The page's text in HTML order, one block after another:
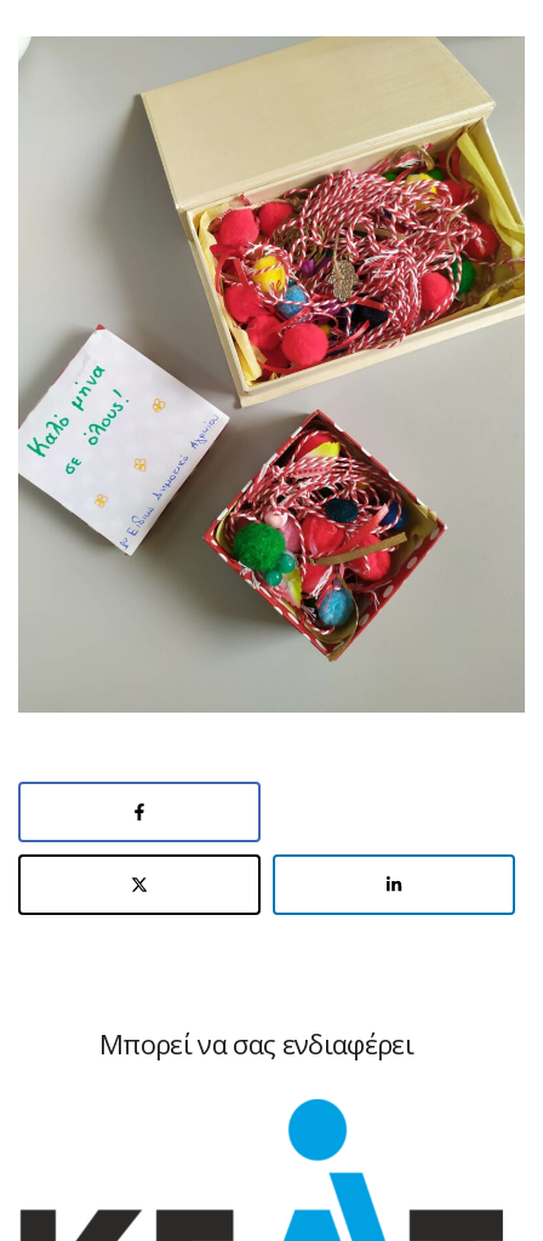
Μπορεί να σας ενδιαφέρει